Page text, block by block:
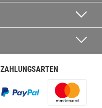
ZAHLUNGSARTEN